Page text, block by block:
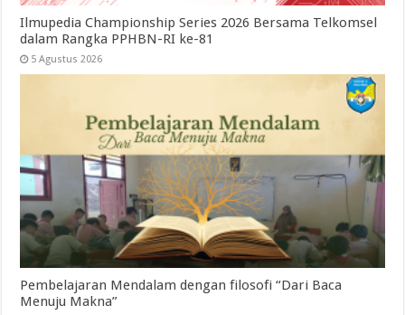
Ilmupedia Championship Series 2026 Bersama Telkomsel
dalam Rangka PPHBN-RI ke-81
5 Agustus 2026
Pembelajaran Mendalam dengan filosofi “Dari Baca
Menuju Makna”